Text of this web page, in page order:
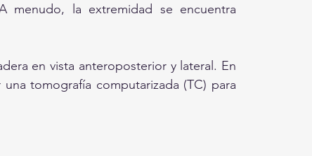
menudo, la extremidad se encuentra
en vista anteroposterior y lateral. En
tomografía computarizada (TC) para